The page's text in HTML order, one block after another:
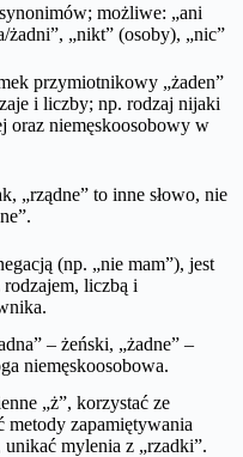
możliwe: „ani
żadni”, „nikt” (osoby), „nic”
przymiotnikowy „żaden”
i liczby; np. rodzaj nijaki
oraz niemęskoosobowy w
„rządne” to inne słowo, nie
(np. „nie mam”), jest
liczbą i
– żeński, „żadne” –
niemęskoosobowa.
„ż”, korzystać ze
metody zapamiętywania
unikać mylenia z „rzadki”.